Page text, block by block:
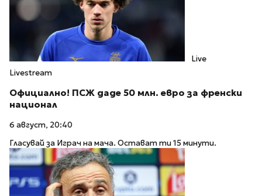
Live
Livestream
Официално! ПСЖ даде 50 млн. евро за френски
национал
6 август, 20:40
Гласувай за Играч на мача. Остават ти 15 минути.